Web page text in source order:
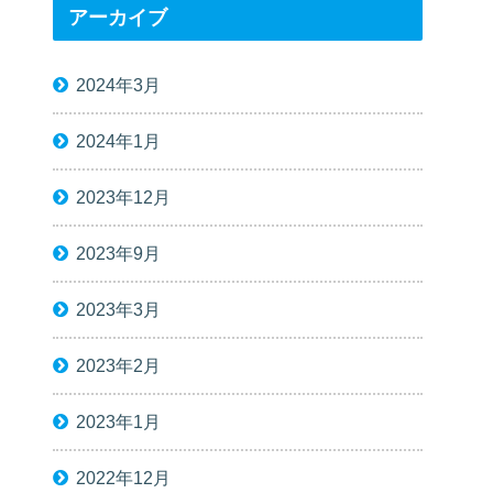
アーカイブ
2024年3月
2024年1月
2023年12月
2023年9月
2023年3月
2023年2月
2023年1月
2022年12月